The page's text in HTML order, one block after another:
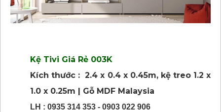
Kệ Tivi Giá Rẻ 003K
Kích thước : 2.4 x 0.4 x 0.45m, kệ treo 1.2 x
1.0 x 0.25m | Gỗ MDF Malaysia
LH : 0935 314 353 - 0903 022 906